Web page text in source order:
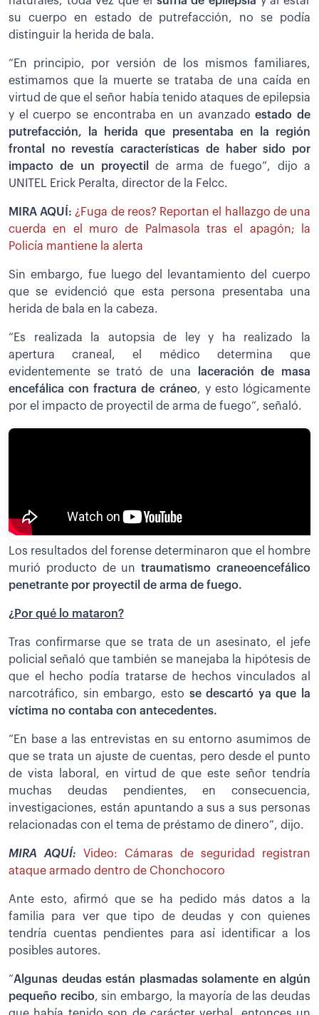
su cuerpo en estado de putrefacción, no se podía
distinguir la herida de bala.
“En principio, por versión de los mismos familiares,
estimamos que la muerte se trataba de una caída en
virtud de que el señor había tenido ataques de epilepsia
y el cuerpo se encontraba en un avanzadoestado de
putrefacción, la herida que presentaba en la región
frontal no revestía características de haber sido por
impacto de un proyectil
de arma de fuego”, dijo a
UNITEL Erick Peralta, director de la Felcc.
MIRA AQUÍ: ¿Fuga de reos? Reportan el hallazgo de una
cuerda en el muro de Palmasola tras el apagón; la
Policía mantiene la alerta
Sin embargo, fue luego del levantamiento del cuerpo
que se evidenció que esta persona presentaba una
herida de bala en la cabeza.
“Es realizada la autopsia de ley y ha realizado la
apertura craneal, el médico determina que
evidentemente se trató de una laceración de masa
encefálica con fractura de cráneo, y esto lógicamente
por el impacto de proyectil de arma de fuego”, señaló.
Los resultados del forense determinaron que el hombre
murió producto de untraumatismo craneoencefálico
penetrante por proyectil de arma de fuego.
¿Por qué lo mataron?
Tras confirmarse que se trata de un asesinato, el jefe
policial señaló que también se manejaba la hipótesis de
que el hecho podía tratarse de hechos vinculados al
narcotráfico, sin embargo, esto se descartó ya que la
víctima no contaba con antecedentes.
“En base a las entrevistas en su entorno asumimos de
que se trata un ajuste de cuentas, pero desde el punto
de vista laboral, en virtud de que este señor tendría
muchas deudas pendientes, en consecuencia,
investigaciones, están apuntando a sus a sus personas
relacionadas con el tema de préstamo de dinero”, dijo.
MIRA AQUÍ: Video: Cámaras de seguridad registran
ataque armado dentro de Chonchocoro
Ante esto, afirmó que se ha pedido más datos a la
familia para ver que tipo de deudas y con quienes
tendría cuentas pendientes para así identificar a los
posibles autores.
“Algunas deudas están plasmadas solamente en algún
pequeño recibo, sin embargo, la mayoría de las deudas